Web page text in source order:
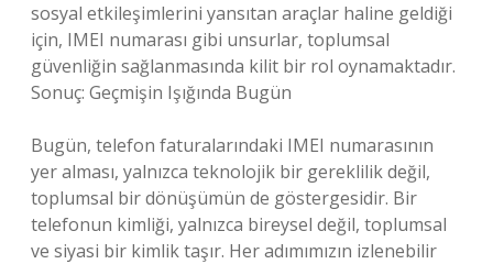
sosyal etkileşimlerini yansıtan araçlar haline geldiği
için, IMEI numarası gibi unsurlar, toplumsal
güvenliğin sağlanmasında kilit bir rol oynamaktadır.
Sonuç: Geçmişin Işığında Bugün
Bugün, telefon faturalarındaki IMEI numarasının
yer alması, yalnızca teknolojik bir gereklilik değil,
toplumsal bir dönüşümün de göstergesidir. Bir
telefonun kimliği, yalnızca bireysel değil, toplumsal
ve siyasi bir kimlik taşır. Her adımımızın izlenebilir